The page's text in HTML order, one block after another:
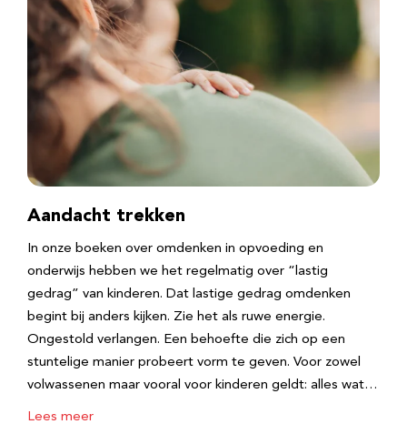
Aandacht trekken
In onze boeken over omdenken in opvoeding en
onderwijs hebben we het regelmatig over “lastig
gedrag” van kinderen. Dat lastige gedrag omdenken
begint bij anders kijken. Zie het als ruwe energie.
Ongestold verlangen. Een behoefte die zich op een
stuntelige manier probeert vorm te geven. Voor zowel
volwassenen maar vooral voor kinderen geldt: alles wat…
Lees meer